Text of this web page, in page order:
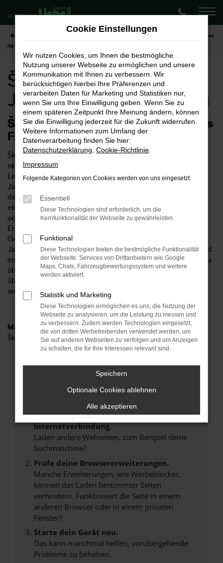
Zum
Hauptinhalt
springen
Škoda Kodiaq Jahreswagen
für Zwickau
Škoda Kodiaq
Jahreswagen für Zwickau
Škoda Kodiaq Jahreswagen – ideales
Fahrzeug für Zwickau
Škoda Kodiaq Jahreswagen sind keine Neuwagen aber auch
nicht so richtig Gebrauchtwagen. Formell trifft natürlich
Letzeres ins Schwarze, doch wurden die Škoda Kodiaq
Jahreswagen lediglich für maximal ein Jahr genutzt und sind
daher meist noch neuwertig. Preislich macht es allerdings
einen erheblichen Unterschied, ob Sie in einem Neuwagen
oder einem Jahreswagen in Zwickau unterwegs sind. Das
Ersparnis beträgt bis zu 40 Prozent, was sich wahrlich im
Geldbeutel bemerkbar machen kann. Unsere Škoda Kodiaq
Jahreswagen werden wie Gebrauchtfahrzeuge behandelt und
entsprechend in einer unserer Kfz-Meisterwerkstätten genau
überprüft. Unser Versprechen: wir lassen nur Fahrzeuge im
überprüften Zustand auf die Straßen von Zwickau oder
anderswo.
Marken
Škoda
Fehler: Network Error
Beim Laden ist ein Fehler aufgetreten.
Hier sind ein paar Tipps, die dir helfen können:
Überprüfe deine Firewall und deine
Internetverbindung.
Laden andere Webseiten, zum Beispiel deine
Suchmaschine?
Prüfe deine Browsererweiterungen.
Manche Erweiterungen, wie Werbeblocker,
können das Laden bestimmter Seiten
verhindern. Funktioniert die Seite in einem
anderen Browser oder in einem privaten
Fenster?
Starte dein Gerät neu.
Das kann manchmal helfen, vorübergehende
Probleme zu beheben.
Cookie Einstellungen
Wir nutzen Cookies, um Ihnen die bestmögliche
Nutzung unserer Webseite zu ermöglichen und unsere
Kommunikation mit Ihnen zu verbessern. Wir
berücksichtigen hierbei Ihre Präferenzen und
verarbeiten Daten für Marketing und Statistiken nur,
wenn Sie uns Ihre Einwilligung geben. Wenn Sie zu
einem späteren Zeitpunkt Ihre Meinung ändern, können
Sie die Einwilligung jederzeit für die Zukunft widerrufen.
Weitere Informationen zum Umfang der
Datenverarbeitung finden Sie hier:
Datenschutzerklärung Cookie-Richtlinie
Impressum
Folgende Kategorien von Cookies werden von uns eingesetzt:
Essentiell
Diese Technologien sind erforderlich, um die
Kernfunktionalität der Webseite zu gewährleisten.
Funktional
Diese Technologien bieten die bestmögliche Funktionalität
der Webseite. Services von Drittanbietern wie Google
Maps, Chats, Fahrzeugbewertungssystem und weitere
werden aktiviert.
Statistik und Marketing
Diese Technologien ermöglichen es uns, die Nutzung der
Webseite zu analysieren, um die Leistung zu messen und
zu verbessern. Zudem werden Technologien eingesetzt,
die von dritten Werbetreibenden verwendet werden, um
Sie auf anderen Webseiten zu verfolgen und um Anzeigen
zu schalten, die für Ihre Interessen relevant sind.
Speichern
Optionale Cookies ablehnen
Alle akzeptieren